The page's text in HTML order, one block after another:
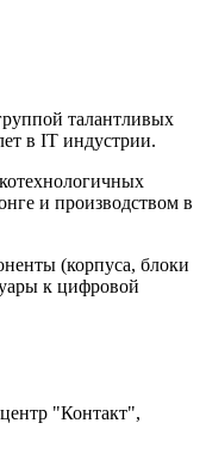
талантливых
в IT индустрии.
и производством в
(корпуса, блоки
к цифровой
"Контакт",